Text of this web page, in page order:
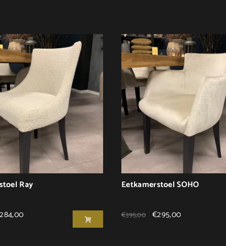
Ray
284,00
Eetkamerstoel SOHO
€395,00 €295,00